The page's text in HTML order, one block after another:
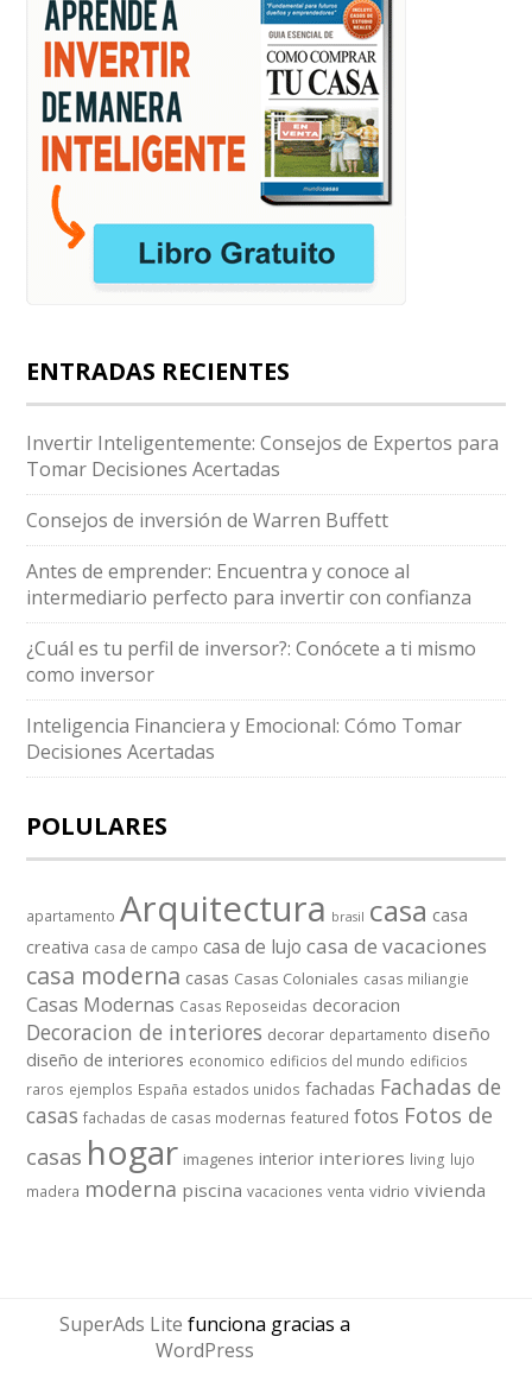
ENTRADAS RECIENTES
Invertir Inteligentemente: Consejos de Expertos para
Tomar Decisiones Acertadas
Consejos de inversión de Warren Buffett
Antes de emprender: Encuentra y conoce al
intermediario perfecto para invertir con confianza
¿Cuál es tu perfil de inversor?: Conócete a ti mismo
como inversor
Inteligencia Financiera y Emocional: Cómo Tomar
Decisiones Acertadas
POLULARES
apartamento Arquitectura brasil casa casa
creativa casa de campo casa de lujo casa de vacaciones
casa moderna casas Casas Coloniales casas miliangie
Casas Modernas Casas Reposeidas decoracion
Decoracion de interiores decorar departamento diseño
diseño de interiores economico edificios del mundo edificios
raros ejemplos España estados unidos fachadas Fachadas de
casas fachadas de casas modernas featured fotos Fotos de
casas hogar imagenes interior interiores living lujo
madera moderna piscina vacaciones venta vidrio vivienda
SuperAds Lite funciona gracias a
WordPress